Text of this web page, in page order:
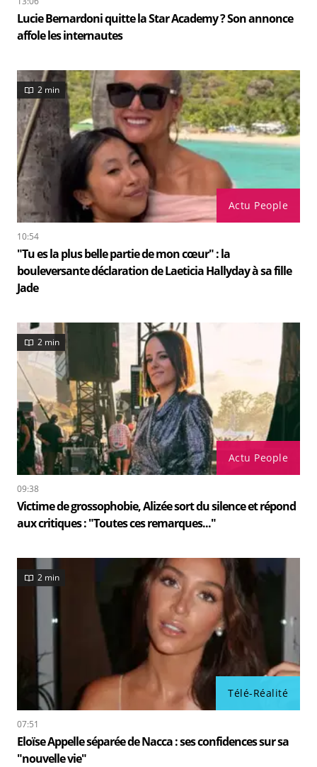
Lucie Bernardoni quitte la Star Academy ? Son annonce
affole les internautes
Actu People
2 min
10:54
"Tu es la plus belle partie de mon cœur" : la
bouleversante déclaration de Laeticia Hallyday à sa fille
Jade
Actu People
2 min
09:38
Victime de grossophobie, Alizée sort du silence et répond
aux critiques : "Toutes ces remarques..."
Télé-Réalité
2 min
07:51
Eloïse Appelle séparée de Nacca : ses confidences sur sa
"nouvelle vie"